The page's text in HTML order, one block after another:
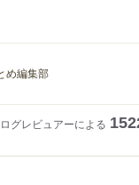
め編集部
グレビュアーによる